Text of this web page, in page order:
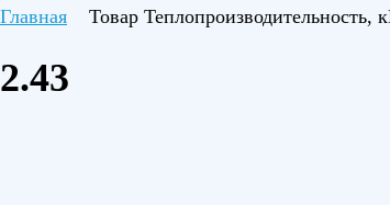
Главная Товар Теплопроизводительность,
2.43